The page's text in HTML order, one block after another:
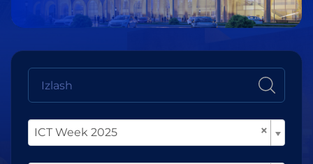
×
ICT Week 2025